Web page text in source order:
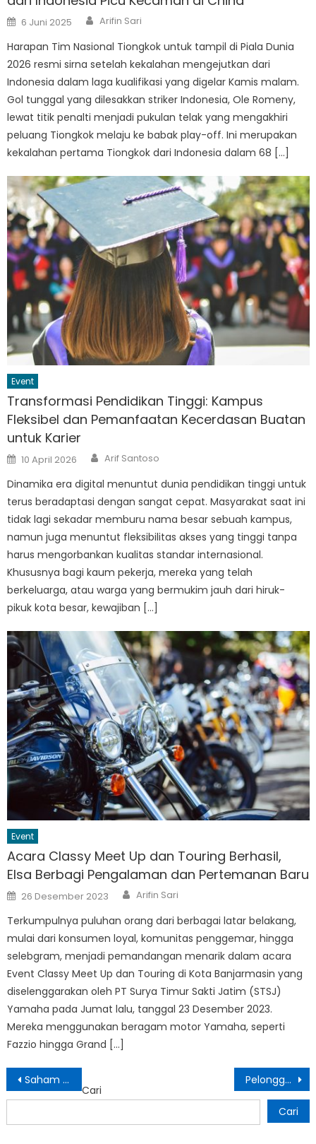
Posted
on
6 Juni 2025 Author
Arifin Sari
Harapan Tim Nasional Tiongkok untuk tampil di Piala Dunia
2026 resmi sirna setelah kekalahan mengejutkan dari
Indonesia dalam laga kualifikasi yang digelar Kamis malam.
Gol tunggal yang dilesakkan striker Indonesia, Ole Romeny,
lewat titik penalti menjadi pukulan telak yang mengakhiri
peluang Tiongkok melaju ke babak play-off. Ini merupakan
kekalahan pertama Tiongkok dari Indonesia dalam 68 […]
Event
Transformasi Pendidikan Tinggi: Kampus
Fleksibel dan Pemanfaatan Kecerdasan Buatan
untuk Karier
Posted
on
10 April 2026 Author
Arif Santoso
Dinamika era digital menuntut dunia pendidikan tinggi untuk
terus beradaptasi dengan sangat cepat. Masyarakat saat ini
tidak lagi sekadar memburu nama besar sebuah kampus,
namun juga menuntut fleksibilitas akses yang tinggi tanpa
harus mengorbankan kualitas standar internasional.
Khususnya bagi kaum pekerja, mereka yang telah
berkeluarga, atau warga yang bermukim jauh dari hiruk-
pikuk kota besar, kewajiban […]
Event
Acara Classy Meet Up dan Touring Berhasil,
Elsa Berbagi Pengalaman dan Pertemanan Baru
Posted
on
26 Desember 2023 Author
Arifin Sari
Terkumpulnya puluhan orang dari berbagai latar belakang,
mulai dari konsumen loyal, komunitas penggemar, hingga
selebgram, menjadi pemandangan menarik dalam acara
Event Classy Meet Up dan Touring di Kota Banjarmasin yang
diselenggarakan oleh PT Surya Timur Sakti Jatim (STSJ)
Yamaha pada Jumat lalu, tanggal 23 Desember 2023.
Mereka menggunakan beragam motor Yamaha, seperti
Fazzio hingga Grand […]
Navigasi
pos
Saham Perusahaan Pengiriman Melonjak hingga 17% Memasuki Wilayah Baru Pelonggaran Aturan Kandungan Lokal untuk Proyek Tenaga Surya di Indonesia
Cari
Cari